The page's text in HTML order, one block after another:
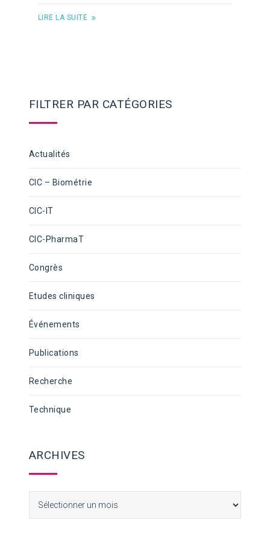
LIRE LA SUITE
FILTRER PAR CATÉGORIES
Actualités
CIC – Biométrie
CIC-IT
CIC-PharmaT
Congrès
Etudes cliniques
Événements
Publications
Recherche
Technique
ARCHIVES